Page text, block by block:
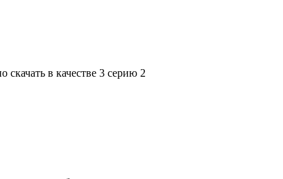
скачать в качестве 3 серию 2